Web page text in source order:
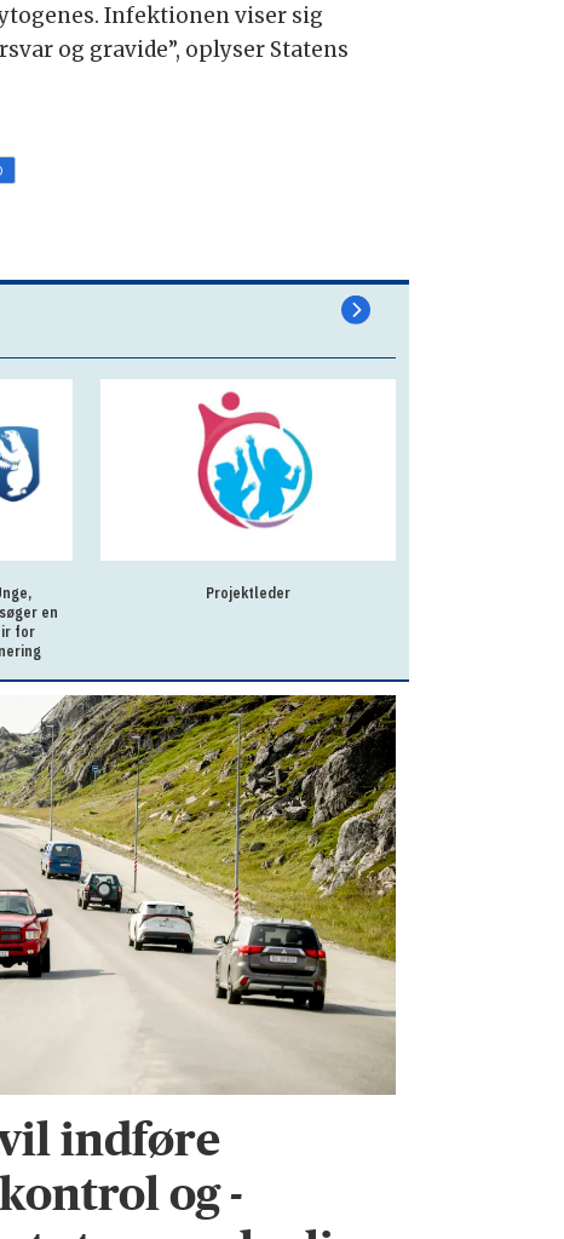
Infektionen viser sig
og gravide”, oplyser Statens
en
for
Projektleder
indføre
og -